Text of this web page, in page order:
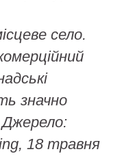
село.
значно
18 травня